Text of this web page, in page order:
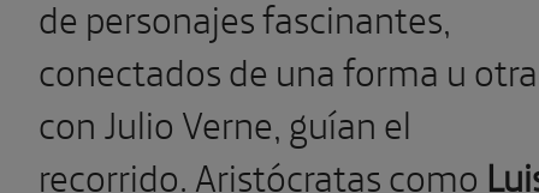
de personajes fascinantes,
conectados de una forma u otra
con Julio Verne, guían el
recorrido. Aristócratas como